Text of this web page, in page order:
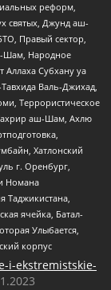
реформ,
святых, Джунд аш-
Правый сектор,
Шам, Народное
Субхану уа
Валь-Джихад,
Террористическое
аш-Шам, Ахлю
Хатлонский
г. Оренбург,
Номана
Таджикистана,
ячейка, Батал-
Улыбается,
корпус
i-ekstremistskie-